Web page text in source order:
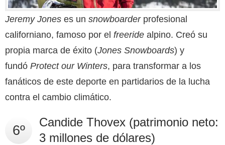
Jeremy Jones es un snowboarderprofesional
californiano, famoso por el freeride alpino. Creó su
propia marca de éxito (Jones Snowboards) y
fundó Protect our Winters, para transformar a los
fanáticos de este deporte en partidarios de la lucha
contra el cambio climático.
6º
Candide Thovex (patrimonio neto:
3 millones de dólares)